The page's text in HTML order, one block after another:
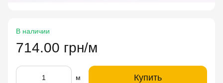
В наличии
714.00 грн/м
м Купить